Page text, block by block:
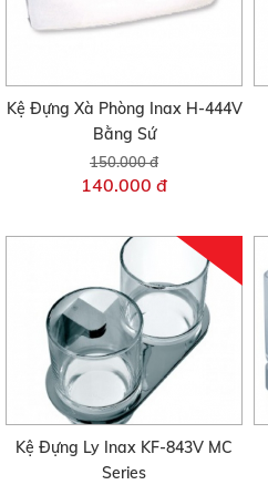
Kệ Đựng Xà Phòng Inax H-444V
Bằng Sứ
150.000 đ
140.000 đ
Kệ Đựng Ly Inax KF-843V MC
Series